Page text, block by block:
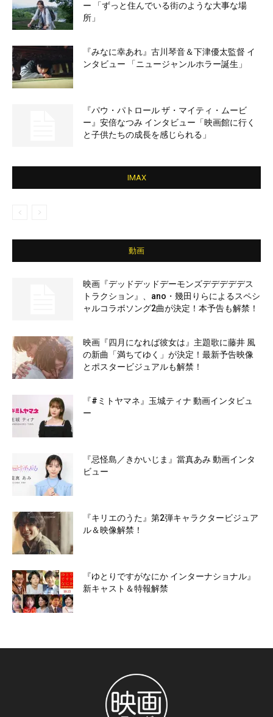
ー 「ずっと住んでいる街のような大事な場
所」
『みなに幸あれ』古川琴音＆下津優太監督 イ
ンタビュー 「ニュージャンルホラー誕生」
『パウ・パトロール ザ・マイティ・ムービ
ー』安倍なつみ インタビュー「映画館に行く
と子供たちの成長を感じられる」
IMAX
動画
映画『デッドデッドデーモンズデデデデデス
トラクション』、ano・幾田りらによるスペシ
ャルコラボソング2曲が決定！本予告も解禁！
映画『四月になれば彼女は』主題歌に藤井 風
の新曲「満ちてゆく」が決定！最新予告映像
とポスタービジュアルも解禁！
『#ミトヤマネ』玉城ティナ 動画インタビュ
ー
『忌怪島／きかいじま』當真あみ 動画インタ
ビュー
『キリエのうた』第2弾キャラクタービジュア
ル＆映像解禁！
『ゆとりですがなにか インターナショナル』
新キャスト＆特報解禁